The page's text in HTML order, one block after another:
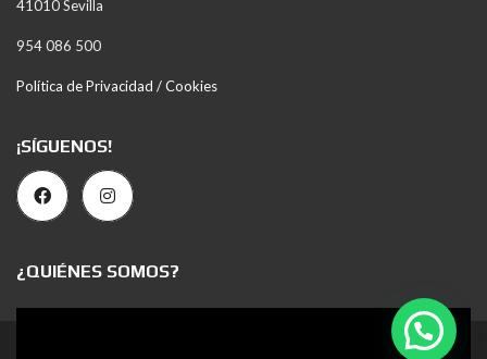
41010 Sevilla
954 086 500
Política de Privacidad / Cookies
¡SÍGUENOS!
¿QUIÉNES SOMOS?